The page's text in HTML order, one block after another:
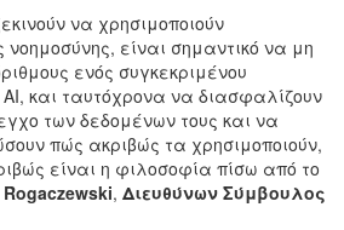
να χρησιμοποιούν
είναι σημαντικό να μη
ενός συγκεκριμένου
και ταυτόχρονα να διασφαλίζουν
των δεδομένων τους και να
πώς ακριβώς τα χρησιμοποιούν,
είναι η φιλοσοφία πίσω από το
, Διευθύνων Σύμβουλος